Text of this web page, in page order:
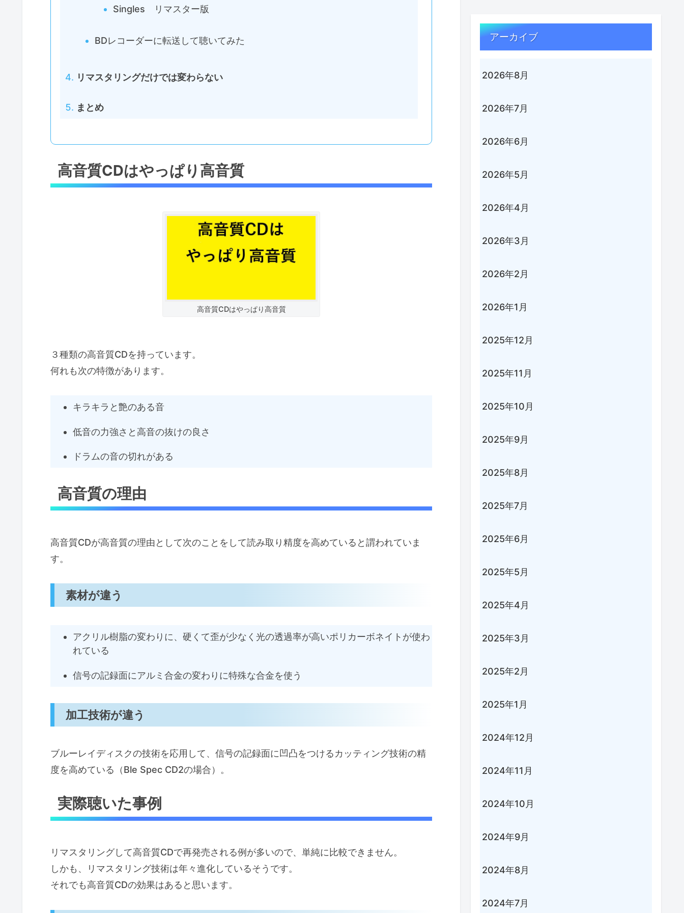
Singles リマスター版
BDレコーダーに転送して聴いてみた
リマスタリングだけでは変わらない
まとめ
高音質CDはやっぱり高音質
高音質CDはやっぱり高音質
３種類の高音質CDを持っています。
何れも次の特徴があります。
キラキラと艶のある音
低音の力強さと高音の抜けの良さ
ドラムの音の切れがある
高音質の理由
高音質CDが高音質の理由として次のことをして読み取り精度を高めていると謂われていま
す。
素材が違う
アクリル樹脂の変わりに、硬くて歪が少なく光の透過率が高いポリカーボネイトが使わ
れている
信号の記録面にアルミ合金の変わりに特殊な合金を使う
加工技術が違う
ブルーレイディスクの技術を応用して、信号の記録面に凹凸をつけるカッティング技術の精
度を高めている（Ble Spec CD2の場合）。
実際聴いた事例
リマスタリングして高音質CDで再発売される例が多いので、単純に比較できません。
しかも、リマスタリング技術は年々進化しているそうです。
それでも高音質CDの効果はあると思います。
アーカイブ
2026年8月
2026年7月
2026年6月
2026年5月
2026年4月
2026年3月
2026年2月
2026年1月
2025年12月
2025年11月
2025年10月
2025年9月
2025年8月
2025年7月
2025年6月
2025年5月
2025年4月
2025年3月
2025年2月
2025年1月
2024年12月
2024年11月
2024年10月
2024年9月
2024年8月
2024年7月